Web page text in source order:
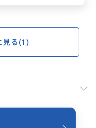
生の事情を聞けたの
になることも多いです
がない価値を改めて
イドの需要も高そう
い日本語ガイドのツア
見る(1)